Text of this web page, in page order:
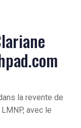
la revente de
avec le